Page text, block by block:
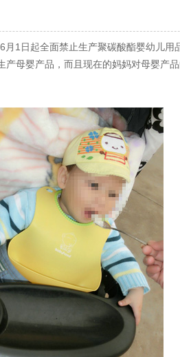
1日起全面禁止生产聚碳酸酯婴幼儿用
母婴产品，而且现在的妈妈对母婴产